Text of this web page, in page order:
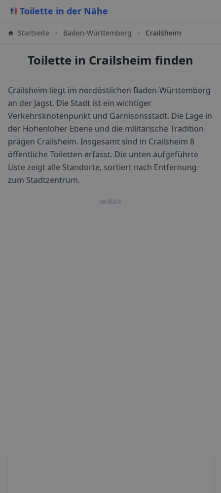
Toilette in der Nähe
Startseite Baden-Württemberg Crailsheim
Toilette in Crailsheim finden
Crailsheim liegt im nordöstlichen Baden-Württemberg
an der Jagst. Die Stadt ist ein wichtiger
Verkehrsknotenpunkt und Garnisonsstadt. Die Lage in
der Hohenloher Ebene und die militärische Tradition
prägen Crailsheim. Insgesamt sind in Crailsheim 8
öffentliche Toiletten erfasst. Die unten aufgeführte
Liste zeigt alle Standorte, sortiert nach Entfernung
zum Stadtzentrum.
ANZEIGE